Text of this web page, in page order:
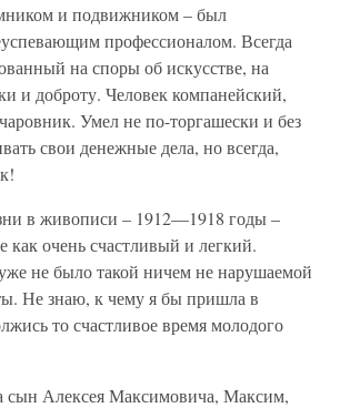
и подвижником – был
профессионалом. Всегда
на споры об искусстве, на
и доброту. Человек компанейский,
Умел не по-торгашески и без
свои денежные дела, но всегда,
в живописи – 1912—1918 годы –
как очень счастливый и легкий.
не было такой ничем не нарушаемой
Не знаю, к чему я бы пришла в
то счастливое время молодого
сын Алексея Максимовича, Максим,